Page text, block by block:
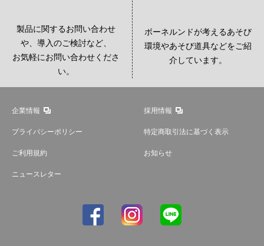
製品に関するお問い合わせ
や、導入のご検討など、
お気軽にお問い合わせくださ
い。
ボーネルンドが考えるあそび
環境やあそび道具などをご紹
介しています。
企業情報 採用情報
プライバシーポリシー 特定商取引法に基づく表示
ご利用規約 お知らせ
ニュースレター